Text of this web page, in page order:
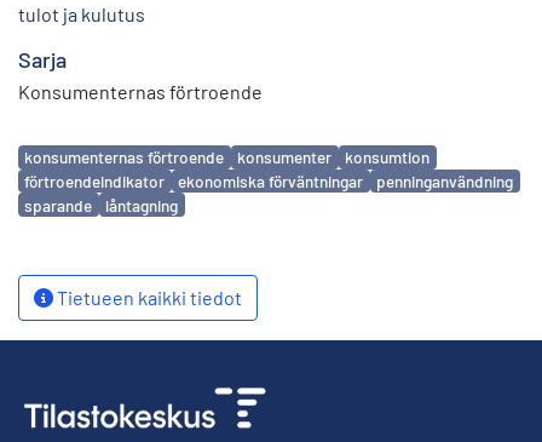
tulot ja kulutus
Sarja
Konsumenternas förtroende
Avainsanat
konsumenternas förtroende konsumenter
konsumtion
förtroendeindikator
ekonomiska förväntningar
penninganvändning
sparande
låntagning
Tietueen kaikki tiedot